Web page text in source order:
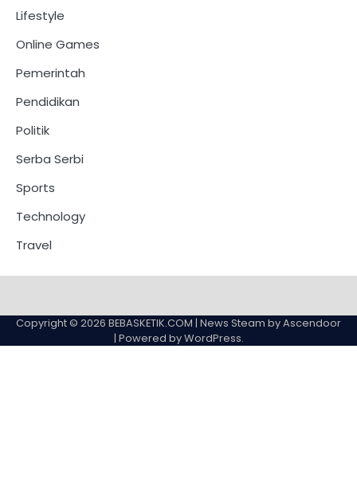
Lifestyle
Online Games
Pemerintah
Pendidikan
Politik
Serba Serbi
Sports
Technology
Travel
Copyright © 2026 BEBASKETIK.COM | News Steam byAscendoor
| Powered byWordPress.